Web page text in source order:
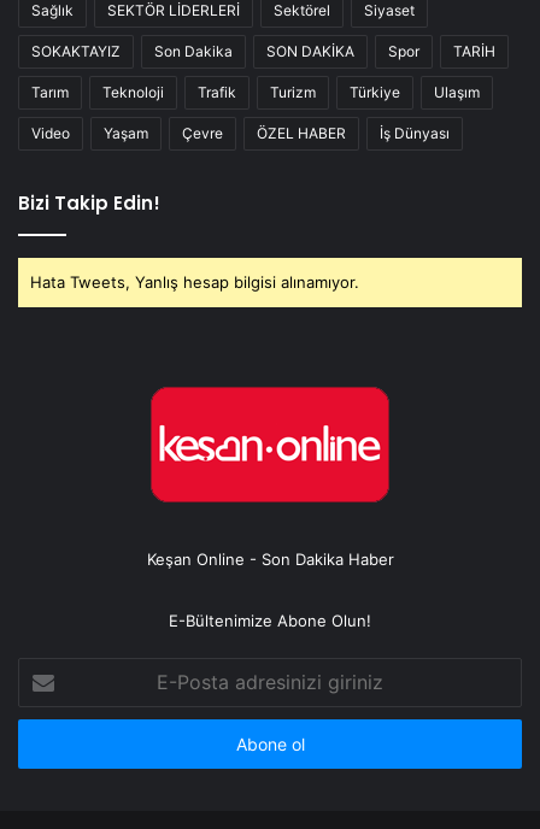
Sağlık SEKTÖR LİDERLERİ Sektörel Siyaset
SOKAKTAYIZ Son Dakika SON DAKİKA Spor TARİH
Tarım Teknoloji Trafik Turizm Türkiye Ulaşım
Video Yaşam Çevre ÖZEL HABER İş Dünyası
Bizi Takip Edin!
Hata Tweets, Yanlış hesap bilgisi alınamıyor.
Keşan Online - Son Dakika Haber
E-Bültenimize Abone Olun!
Posta
adresinizi